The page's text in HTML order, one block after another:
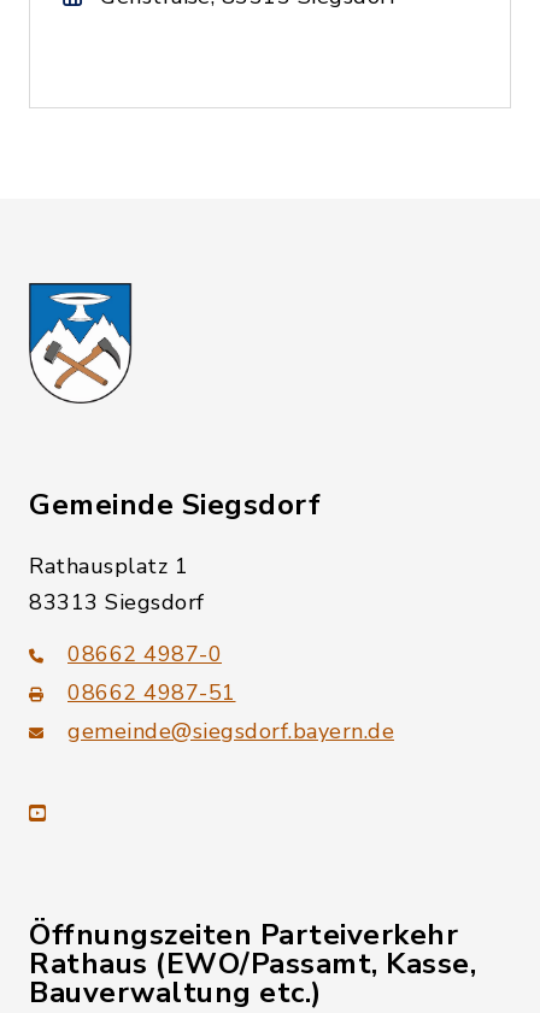
Gemeinde Siegsdorf
Rathausplatz 1
83313 Siegsdorf
08662 4987-0
08662 4987-51
gemeinde@siegsdorf.bayern.de
youtube
Öffnungszeiten Parteiverkehr
Rathaus (EWO/Passamt, Kasse,
Bauverwaltung etc.)